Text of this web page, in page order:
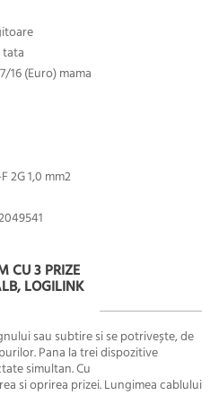
16 (Euro) mama
2G 1,0 mm2
CU 3 PRIZE
LOGILINK
sau subtire si se potrivește, de
Pana la trei dispozitive
simultan.Cu
si oprirea prizei.Lungimea cablului